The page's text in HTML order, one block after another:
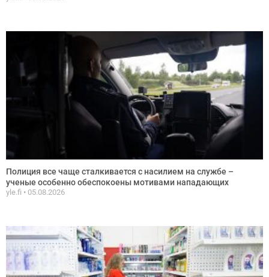
Полиция все чаще сталкивается с насилием на службе –
ученые особенно обеспокоены мотивами нападающих
yle.fi 05.08.2026